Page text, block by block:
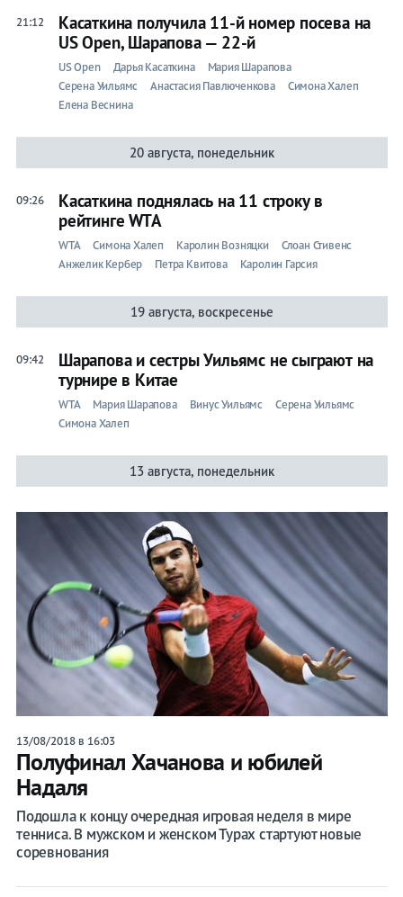
21:12
Касаткина получила 11-й номер посева на
US Open, Шарапова — 22-й
US Open Дарья Касаткина
Мария Шарапова
Серена Уильямс
Анастасия Павлюченкова
Симона Халеп
Елена Веснина
20 августа, понедельник
09:26
Касаткина поднялась на 11 строку в
рейтинге WTA
WTA Симона Халеп Каролин Возняцки
Слоан Стивенс
Анжелик Кербер
Петра Квитова Каролин Гарсия
19 августа, воскресенье
09:42
Шарапова и сестры Уильямс не сыграют на
турнире в Китае
WTA Мария Шарапова Винус Уильямс
Серена Уильямс
Симона Халеп
13 августа, понедельник
13/08/2018 в 16:03
Полуфинал Хачанова и юбилей
Надаля
Подошла к концу очередная игровая неделя в мире
тенниса. В мужском и женском Турах стартуют новые
соревнования